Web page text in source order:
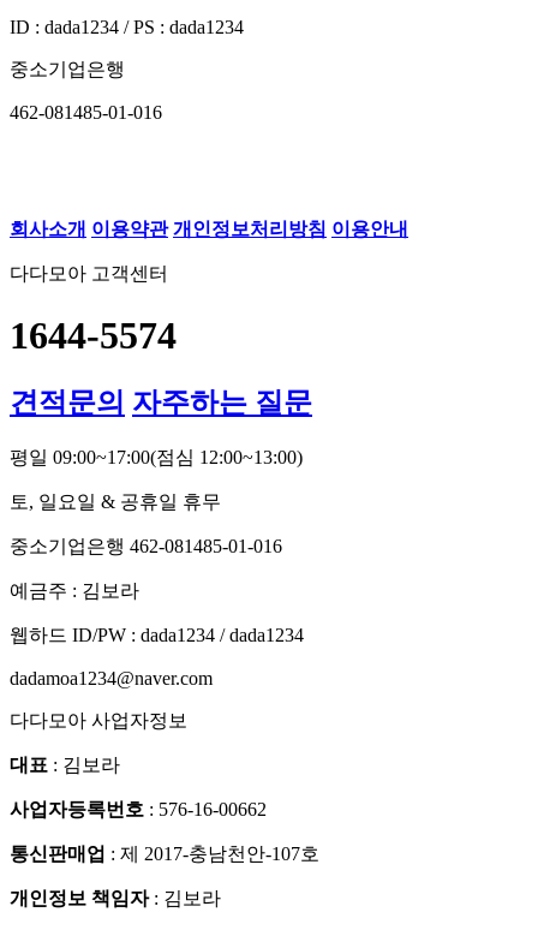
ID : dada1234 / PS : dada1234
중소기업은행
462-081485-01-016
회사소개 이용약관 개인정보처리방침 이용안내
다다모아 고객센터
1644-5574
견적문의 자주하는 질문
평일 09:00~17:00(점심 12:00~13:00)
토, 일요일 & 공휴일 휴무
중소기업은행 462-081485-01-016
예금주 : 김보라
웹하드 ID/PW : dada1234 / dada1234
dadamoa1234@naver.com
다다모아 사업자정보
대표 : 김보라
사업자등록번호 : 576-16-00662
통신판매업 : 제 2017-충남천안-107호
개인정보 책임자: 김보라